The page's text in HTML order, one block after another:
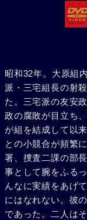
昭和32年。大原組
派・三宅組長の射
た。三宅派の友安
政の腐敗が目立ち
が組を結成して以
との小競合が頻繁
署、捜査二課の部
事として腕をふる
んなに実績をあげ
にはなれない。彼
であった。二人は